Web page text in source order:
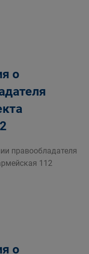
о
правообладателя
112
о